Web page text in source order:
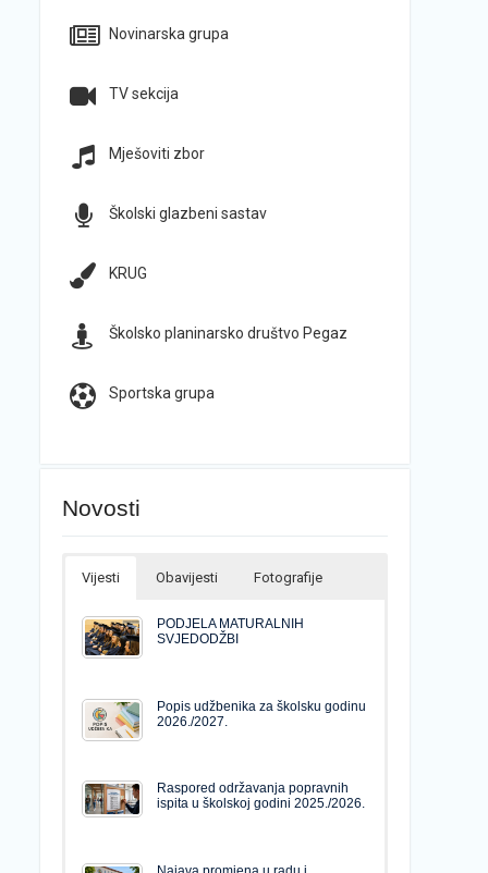
Novinarska grupa
TV sekcija
Mješoviti zbor
Školski glazbeni sastav
KRUG
Školsko planinarsko društvo Pegaz
Sportska grupa
Novosti
Vijesti Obavijesti Fotografije
PODJELA MATURALNIH
SVJEDODŽBI
Popis udžbenika za školsku godinu
2026./2027.
Raspored održavanja popravnih
ispita u školskoj godini 2025./2026.
Najava promjena u radu i